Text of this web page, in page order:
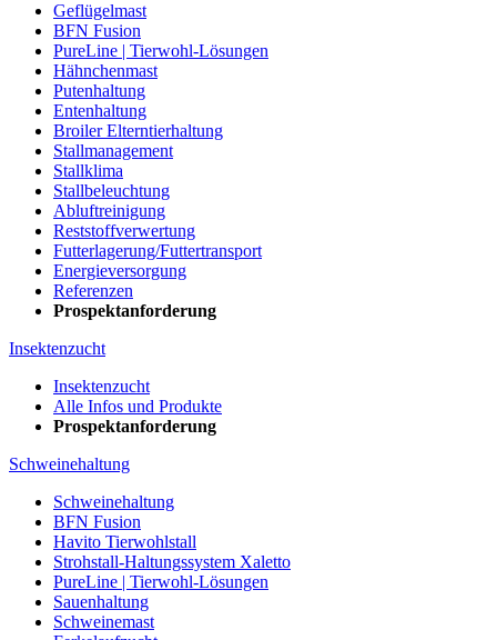
Geflügelmast
BFN Fusion
PureLine | Tierwohl-Lösungen
Hähnchenmast
Putenhaltung
Entenhaltung
Broiler Elterntierhaltung
Stallmanagement
Stallklima
Stallbeleuchtung
Abluftreinigung
Reststoffverwertung
Futterlagerung/Futtertransport
Energieversorgung
Referenzen
Prospektanforderung
Insektenzucht
Insektenzucht
Alle Infos und Produkte
Prospektanforderung
Schweinehaltung
Schweinehaltung
BFN Fusion
Havito Tierwohlstall
Strohstall-Haltungssystem Xaletto
PureLine | Tierwohl-Lösungen
Sauenhaltung
Schweinemast